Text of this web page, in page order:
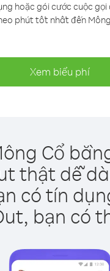
hoặc gói cước cuộc gọi
phút tốt nhất đến
Xem biểu phí
Cổ
thật dễ
có tín
bạn có